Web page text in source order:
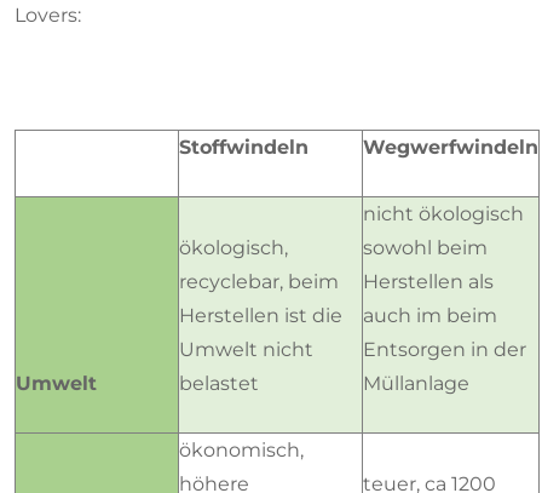
Lovers:
Stoffwindeln Wegwerfwindeln
Umwelt
ökologisch,
recyclebar, beim
Herstellen ist die
Umwelt nicht
belastet
nicht ökologisch
sowohl beim
Herstellen als
auch im beim
Entsorgen in der
Müllanlage
ökonomisch,
höhere
teuer, ca 1200